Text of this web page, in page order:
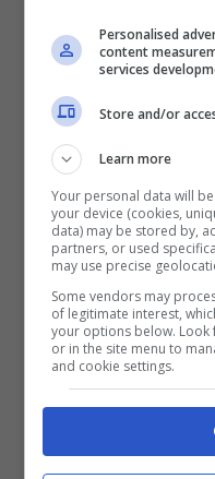
Born To Die
Personalised
content
services
Store and/or
Learn more
Your personal data will
your device (cookies,
data) may be stored by,
partners, or used
may use precise
Some vendors may
of legitimate interest,
your options below.
or in the site menu to
and cookie settings.